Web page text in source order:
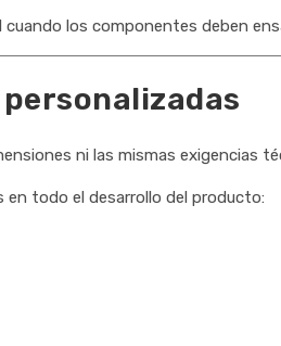
los componentes deben
ni las mismas exigencias
todo el desarrollo del producto: